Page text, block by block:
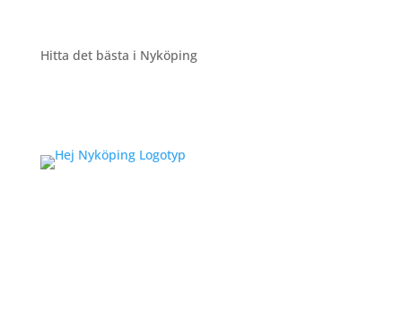
Hitta det bästa i Nyköping